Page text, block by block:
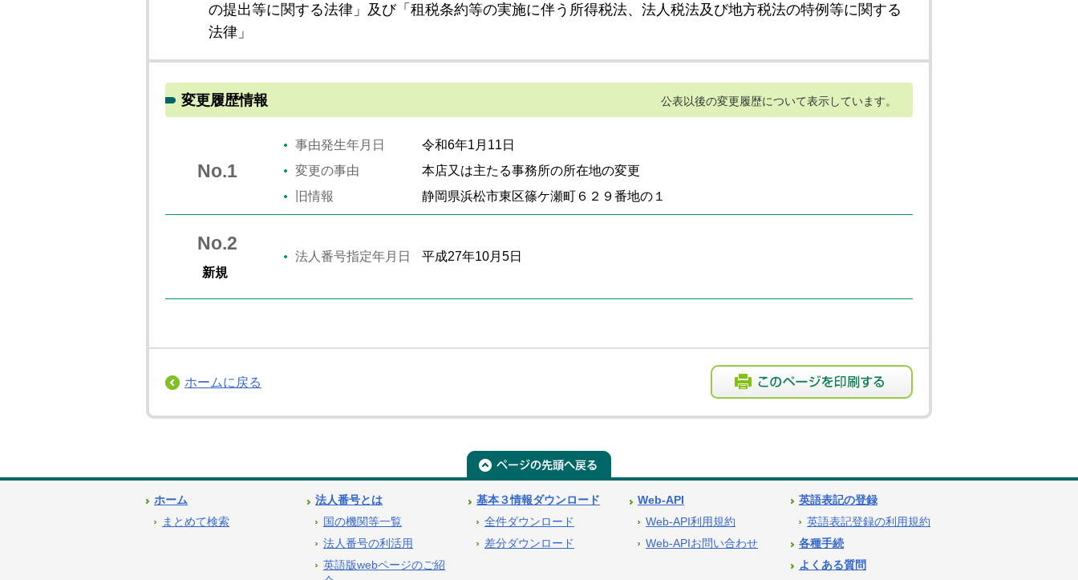
の提出等に関する法律」及び「租税条約等の実施に伴う所得税法、法人税法及び地方税法の特例等に関する
法律」
変更履歴情報 公表以後の変更履歴について表示しています。
No.1
事由発生年月日
令和6年1月11日
変更の事由
本店又は主たる事務所の所在地の変更
旧情報
静岡県浜松市東区篠ケ瀬町６２９番地の１
No.2
新規
法人番号指定年月日 平成27年10月5日
ホームに戻る
ホーム
まとめて検索
法人番号とは
国の機関等一覧
法人番号の利活用
英語版webページのご紹
基本３情報ダウンロード
全件ダウンロード
差分ダウンロード
Web-API
Web-API利用規約
Web-APIお問い合わせ
英語表記の登録
英語表記登録の利用規約
各種手続
よくある質問